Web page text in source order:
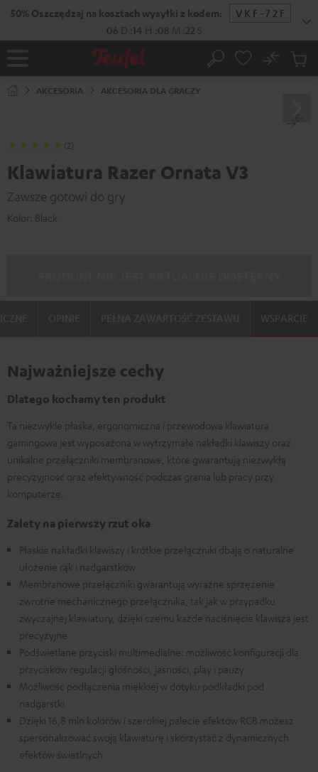
DO
50% Oszczędzaj na kosztach wysyłki z kodem:
VKF-72F
06 D 14 H 08 M 22 S
Strona
Szukaj
No
AKCESORIA AKCESORIA DLA GRACZY
(2)
Klawiatura Razer Ornata V3
Zawsze gotowi do gry
Kolor: Black
WSPARCIE
Najważniejsze cechy
Dlatego kochamy ten produkt
Ta niezwykle płaska, ergonomiczna i przewodowa klawiatura
gamingowa jest wyposażona w wytrzymałe nakładki klawiszy oraz
unikalne przełączniki membranowe, które gwarantują niezwykłą
precyzyjność oraz efektywność podczas grania lub pracy przy
komputerze.
Zalety na pierwszy rzut oka
Płaskie nakładki klawiszy i krótkie przełączniki dbają o naturalne
ułożenie rąk i nadgarstków
Membranowe przełączniki gwarantują wyraźne sprzężenie
zwrotne mechanicznego przełącznika, tak jak w przypadku
zwyczajnej klawiatury, dzięki czemu każde naciśnięcie klawisza jest
precyzyjne
Podświetlane przyciski multimedialne: możliwość konfiguracji dla
przycisków regulacji głośności, jasności, play i pauzy
Możliwość podłączenia miękkiej w dotyku podkładki pod
nadgarstki
Dzięki 16,8 mln kolorów i szerokiej palecie efektów RGB możesz
spersonalizować swoją klawiaturę i skorzystać z dynamicznych
efektów świetlnych